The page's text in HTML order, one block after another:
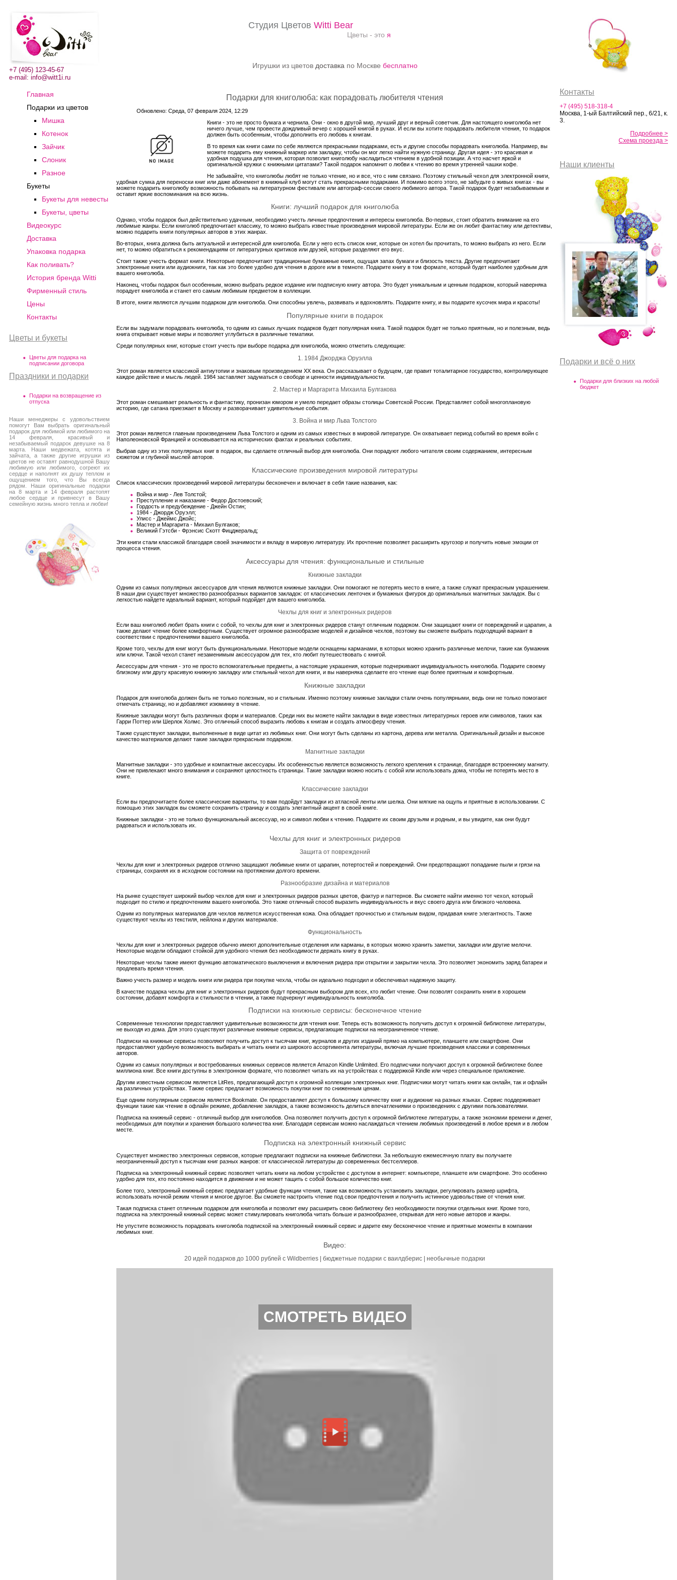
+7 (495) 123-45-67
e-mail: info@witt1i.ru
Студия Цветов Witti Bear
Цветы - это я
Игрушки из цветов доставка по Москве бесплатно
Главная
Подарки из цветов
Мишка
Котенок
Зайчик
Слоник
Разное
Букеты
Букеты для невесты
Букеты, цветы
Видеокурс
Доставка
Упаковка подарка
Как поливать?
История бренда Witti
Фирменный стиль
Цены
Контакты
Цветы и букеты
Цветы для подарка на
подписании договора
Праздники и подарки
Подарки на возвращение из
отпуска
Наши менеджеры с удовольствием
помогут Вам выбрать оригинальный
подарок для любимой или любимого на
14 февраля, красивый и
незабываемый подарок девушке на 8
марта. Наши медвежата, котята и
зайчата, а также другие игрушки из
цветов не оставят равнодушной Вашу
любимую или любимого, согреют их
сердце и наполнят их душу теплом и
ощущением того, что Вы всегда
рядом. Наши оригинальные подарки
на 8 марта и 14 февраля растопят
любое сердце и привнесут в Вашу
семейную жизнь много тепла и любви!
Подарки для книголюба: как порадовать любителя чтения
Обновлено: Среда, 07 февраля 2024, 12:29
Книги - это не просто бумага и чернила. Они - окно в другой мир, лучший друг и верный советчик. Для настоящего книголюба нет
ничего лучше, чем провести дождливый вечер с хорошей книгой в руках. И если вы хотите порадовать любителя чтения, то подарок
должен быть особенным, чтобы дополнить его любовь к книгам.
В то время как книги сами по себе являются прекрасными подарками, есть и другие способы порадовать книголюба. Например, вы
можете подарить ему книжный маркер или закладку, чтобы он мог легко найти нужную страницу. Другая идея - это красивая и
удобная подушка для чтения, которая позволит книголюбу насладиться чтением в удобной позиции. А что насчет яркой и
оригинальной кружки с книжными цитатами? Такой подарок напомнит о любви к чтению во время утренней чашки кофе.
Не забывайте, что книголюбы любят не только чтение, но и все, что с ним связано. Поэтому стильный чехол для электронной книги,
удобная сумка для переноски книг или даже абонемент в книжный клуб могут стать прекрасными подарками. И помимо всего этого, не забудьте о живых книгах - вы
можете подарить книголюбу возможность побывать на литературном фестивале или автограф-сессии своего любимого автора. Такой подарок будет незабываемым и
оставит яркие воспоминания на всю жизнь.
Книги: лучший подарок для книголюба
Однако, чтобы подарок был действительно удачным, необходимо учесть личные предпочтения и интересы книголюба. Во-первых, стоит обратить внимание на его
любимые жанры. Если книголюб предпочитает классику, то можно выбрать известные произведения мировой литературы. Если же он любит фантастику или детективы,
можно подарить книги популярных авторов в этих жанрах.
Во-вторых, книга должна быть актуальной и интересной для книголюба. Если у него есть список книг, которые он хотел бы прочитать, то можно выбрать из него. Если
нет, то можно обратиться к рекомендациям от литературных критиков или друзей, которые разделяют его вкус.
Стоит также учесть формат книги. Некоторые предпочитают традиционные бумажные книги, ощущая запах бумаги и близость текста. Другие предпочитают
электронные книги или аудиокниги, так как это более удобно для чтения в дороге или в темноте. Подарите книгу в том формате, который будет наиболее удобным для
вашего книголюба.
Наконец, чтобы подарок был особенным, можно выбрать редкое издание или подписную книгу автора. Это будет уникальным и ценным подарком, который наверняка
порадует книголюба и станет его самым любимым предметом в коллекции.
В итоге, книги являются лучшим подарком для книголюба. Они способны увлечь, развивать и вдохновлять. Подарите книгу, и вы подарите кусочек мира и красоты!
Популярные книги в подарок
Если вы задумали порадовать книголюба, то одним из самых лучших подарков будет популярная книга. Такой подарок будет не только приятным, но и полезным, ведь
книга открывает новые миры и позволяет углубиться в различные тематики.
Среди популярных книг, которые стоит учесть при выборе подарка для книголюба, можно отметить следующие:
1. 1984 Джорджа Оруэлла
Этот роман является классикой антиутопии и знаковым произведением ХХ века. Он рассказывает о будущем, где правит тоталитарное государство, контролирующее
каждое действие и мысль людей. 1984 заставляет задуматься о свободе и ценности индивидуальности.
2. Мастер и Маргарита Михаила Булгакова
Этот роман смешивает реальность и фантастику, пронизан юмором и умело передает образы столицы Советской России. Представляет собой многоплановую
историю, где сатана приезжает в Москву и разворачивает удивительные события.
3. Война и мир Льва Толстого
Этот роман является главным произведением Льва Толстого и одним из самых известных в мировой литературе. Он охватывает период событий во время войн с
Наполеоновской Францией и основывается на исторических фактах и реальных событиях.
Выбрав одну из этих популярных книг в подарок, вы сделаете отличный выбор для книголюба. Они порадуют любого читателя своим содержанием, интересным
сюжетом и глубиной мыслей авторов.
Классические произведения мировой литературы
Список классических произведений мировой литературы бесконечен и включает в себя такие названия, как:
Война и мир - Лев Толстой;
Преступление и наказание - Федор Достоевский;
Гордость и предубеждение - Джейн Остин;
1984 - Джордж Оруэлл;
Улисс - Джеймс Джойс;
Мастер и Маргарита - Михаил Булгаков;
Великий Гэтсби - Фрэнсис Скотт Фицджеральд;
Эти книги стали классикой благодаря своей значимости и вкладу в мировую литературу. Их прочтение позволяет расширить кругозор и получить новые эмоции от
процесса чтения.
Аксессуары для чтения: функциональные и стильные
Книжные закладки
Одним из самых популярных аксессуаров для чтения являются книжные закладки. Они помогают не потерять место в книге, а также служат прекрасным украшением.
В наши дни существует множество разнообразных вариантов закладок: от классических ленточек и бумажных фигурок до оригинальных магнитных закладок. Вы с
легкостью найдете идеальный вариант, который подойдет для вашего книголюба.
Чехлы для книг и электронных ридеров
Если ваш книголюб любит брать книги с собой, то чехлы для книг и электронных ридеров станут отличным подарком. Они защищают книги от повреждений и царапин, а
также делают чтение более комфортным. Существует огромное разнообразие моделей и дизайнов чехлов, поэтому вы сможете выбрать подходящий вариант в
соответствии с предпочтениями вашего книголюба.
Кроме того, чехлы для книг могут быть функциональными. Некоторые модели оснащены карманами, в которых можно хранить различные мелочи, такие как бумажник
или ключи. Такой чехол станет незаменимым аксессуаром для тех, кто любит путешествовать с книгой.
Аксессуары для чтения - это не просто вспомогательные предметы, а настоящие украшения, которые подчеркивают индивидуальность книголюба. Подарите своему
близкому или другу красивую книжную закладку или стильный чехол для книги, и вы наверняка сделаете его чтение еще более приятным и комфортным.
Книжные закладки
Подарок для книголюба должен быть не только полезным, но и стильным. Именно поэтому книжные закладки стали очень популярными, ведь они не только помогают
отмечать страницу, но и добавляют изюминку в чтение.
Книжные закладки могут быть различных форм и материалов. Среди них вы можете найти закладки в виде известных литературных героев или символов, таких как
Гарри Поттер или Шерлок Холмс. Это отличный способ выразить любовь к книгам и создать атмосферу чтения.
Также существуют закладки, выполненные в виде цитат из любимых книг. Они могут быть сделаны из картона, дерева или металла. Оригинальный дизайн и высокое
качество материалов делают такие закладки прекрасным подарком.
Магнитные закладки
Магнитные закладки - это удобные и компактные аксессуары. Их особенностью является возможность легкого крепления к странице, благодаря встроенному магниту.
Они не привлекают много внимания и сохраняют целостность страницы. Такие закладки можно носить с собой или использовать дома, чтобы не потерять место в
книге.
Классические закладки
Если вы предпочитаете более классические варианты, то вам подойдут закладки из атласной ленты или шелка. Они мягкие на ощупь и приятные в использовании. С
помощью этих закладок вы сможете сохранить страницу и создать элегантный акцент в своей книге.
Книжные закладки - это не только функциональный аксессуар, но и символ любви к чтению. Подарите их своим друзьям и родным, и вы увидите, как они будут
радоваться и использовать их.
Чехлы для книг и электронных ридеров
Защита от повреждений
Чехлы для книг и электронных ридеров отлично защищают любимые книги от царапин, потертостей и повреждений. Они предотвращают попадание пыли и грязи на
страницы, сохраняя их в исходном состоянии на протяжении долгого времени.
Разнообразие дизайна и материалов
На рынке существует широкий выбор чехлов для книг и электронных ридеров разных цветов, фактур и паттернов. Вы сможете найти именно тот чехол, который
подходит по стилю и предпочтениям вашего книголюба. Это также отличный способ выразить индивидуальность и вкус своего друга или близкого человека.
Одним из популярных материалов для чехлов является искусственная кожа. Она обладает прочностью и стильным видом, придавая книге элегантность. Также
существуют чехлы из текстиля, нейлона и других материалов.
Функциональность
Чехлы для книг и электронных ридеров обычно имеют дополнительные отделения или карманы, в которых можно хранить заметки, закладки или другие мелочи.
Некоторые модели обладают стойкой для удобного чтения без необходимости держать книгу в руках.
Некоторые чехлы также имеют функцию автоматического выключения и включения ридера при открытии и закрытии чехла. Это позволяет экономить заряд батареи и
продлевать время чтения.
Важно учесть размер и модель книги или ридера при покупке чехла, чтобы он идеально подходил и обеспечивал надежную защиту.
В качестве подарка чехлы для книг и электронных ридеров будут прекрасным выбором для всех, кто любит чтение. Они позволят сохранить книги в хорошем
состоянии, добавят комфорта и стильности в чтении, а также подчеркнут индивидуальность книголюба.
Подписки на книжные сервисы: бесконечное чтение
Современные технологии предоставляют удивительные возможности для чтения книг. Теперь есть возможность получить доступ к огромной библиотеке литературы,
не выходя из дома. Для этого существуют различные книжные сервисы, предлагающие подписки на неограниченное чтение.
Подписки на книжные сервисы позволяют получить доступ к тысячам книг, журналов и других изданий прямо на компьютере, планшете или смартфоне. Они
предоставляют удобную возможность выбирать и читать книги из широкого ассортимента литературы, включая лучшие произведения классики и современных
авторов.
Одним из самых популярных и востребованных книжных сервисов является Amazon Kindle Unlimited. Его подписчики получают доступ к огромной библиотеке более
миллиона книг. Все книги доступны в электронном формате, что позволяет читать их на устройствах с поддержкой Kindle или через специальное приложение.
Другим известным сервисом является LitRes, предлагающий доступ к огромной коллекции электронных книг. Подписчики могут читать книги как онлайн, так и офлайн
на различных устройствах. Также сервис предлагает возможность покупки книг по сниженным ценам.
Еще одним популярным сервисом является Bookmate. Он предоставляет доступ к большому количеству книг и аудиокниг на разных языках. Сервис поддерживает
функции такие как чтение в офлайн режиме, добавление закладок, а также возможность делиться впечатлениями о произведениях с другими пользователями.
Подписка на книжный сервис - отличный выбор для книголюбов. Она позволяет получить доступ к огромной библиотеке литературы, а также экономии времени и денег,
необходимых для покупки и хранения большого количества книг. Благодаря сервисам можно наслаждаться чтением любимых произведений в любое время и в любом
месте.
Подписка на электронный книжный сервис
Существует множество электронных сервисов, которые предлагают подписки на книжные библиотеки. За небольшую ежемесячную плату вы получаете
неограниченный доступ к тысячам книг разных жанров: от классической литературы до современных бестселлеров.
Подписка на электронный книжный сервис позволяет читать книги на любом устройстве с доступом в интернет: компьютере, планшете или смартфоне. Это особенно
удобно для тех, кто постоянно находится в движении и не может тащить с собой большое количество книг.
Более того, электронный книжный сервис предлагает удобные функции чтения, такие как возможность установить закладки, регулировать размер шрифта,
использовать ночной режим чтения и многое другое. Вы сможете настроить чтение под свои предпочтения и получить истинное удовольствие от чтения книг.
Такая подписка станет отличным подарком для книголюба и позволит ему расширить свою библиотеку без необходимости покупки отдельных книг. Кроме того,
подписка на электронный книжный сервис может стимулировать книголюба читать больше и разнообразнее, открывая для него новые авторов и жанры.
Не упустите возможность порадовать книголюба подпиской на электронный книжный сервис и дарите ему бесконечное чтение и приятные моменты в компании
любимых книг.
Видео:
20 идей подарков до 1000 рублей с Wildberries | бюджетные подарки с ваилдберис | необычные подарки
СМОТРЕТЬ ВИДЕО
Контакты
+7 (495) 518-318-4
Москва, 1-ый Балтийский пер., 6/21, к.
3.
Подробнее >
Схема проезда >
Наши клиенты
Подарки и всё о них
Подарки для близких на любой
бюджет